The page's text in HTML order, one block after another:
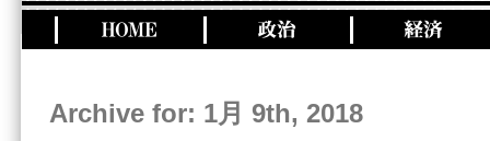
Archive for: 1月 9th, 2018